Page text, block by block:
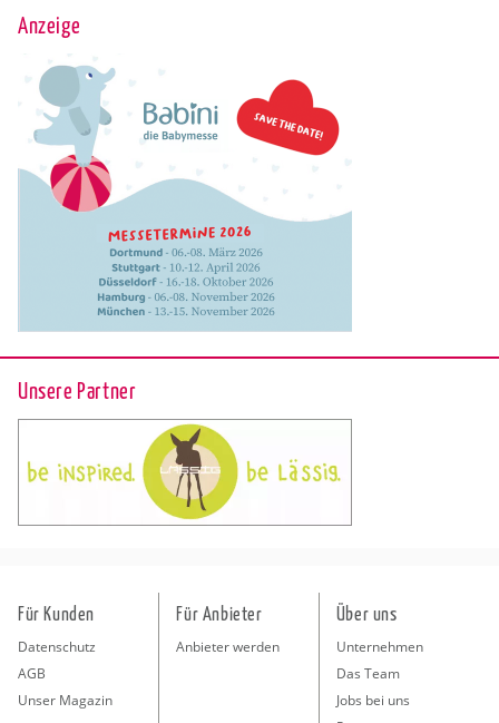
Anzeige
Unsere Partner
Für Kunden
Datenschutz
AGB
Unser Magazin
Für Anbieter
Anbieter werden
Über uns
Unternehmen
Das Team
Jobs bei uns